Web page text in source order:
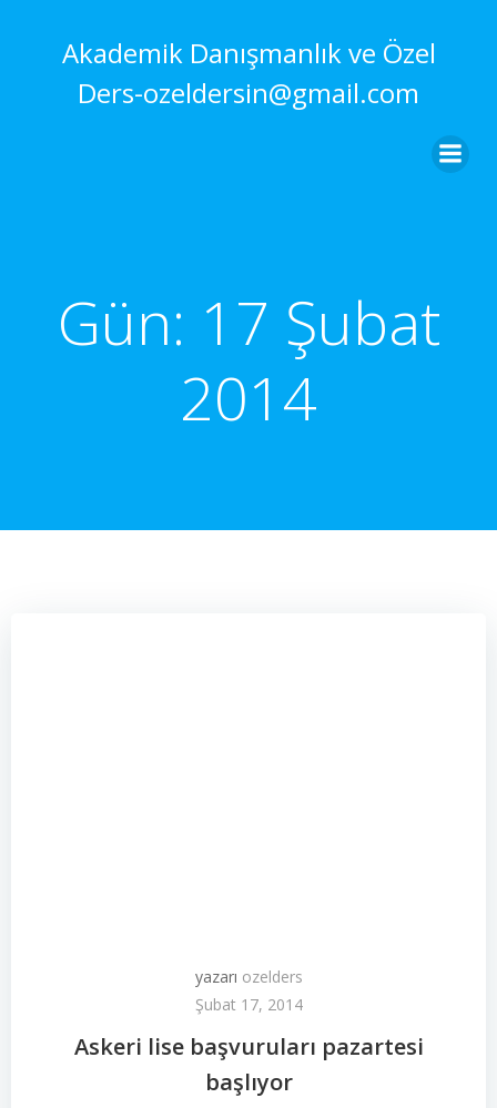
Akademik Danışmanlık ve Özel
Ders-ozeldersin@gmail.com
Gün: 17 Şubat
2014
yazarı ozelders
Şubat 17, 2014
Askeri lise başvuruları pazartesi
başlıyor